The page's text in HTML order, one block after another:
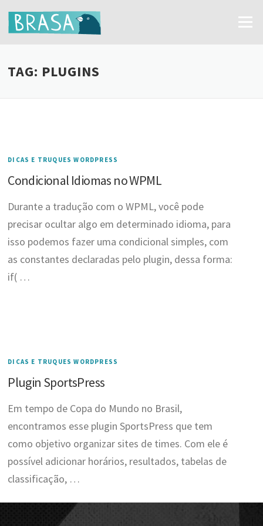
Menu
TAG: PLUGINS
DICAS E TRUQUES WORDPRESS
Condicional Idiomas no WPML
Durante a tradução com o WPML, você pode
precisar ocultar algo em determinado idioma, para
isso podemos fazer uma condicional simples, com
as constantes declaradas pelo plugin, dessa forma:
if( …
DICAS E TRUQUES WORDPRESS
Plugin SportsPress
Em tempo de Copa do Mundo no Brasil,
encontramos esse plugin SportsPress que tem
como objetivo organizar sites de times. Com ele é
possível adicionar horários, resultados, tabelas de
classificação, …